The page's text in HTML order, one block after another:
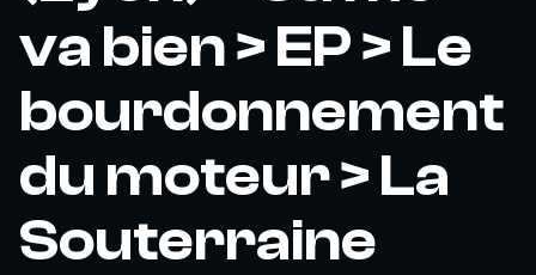
va bien > EP > Le
bourdonnement
du moteur > La
Souterraine